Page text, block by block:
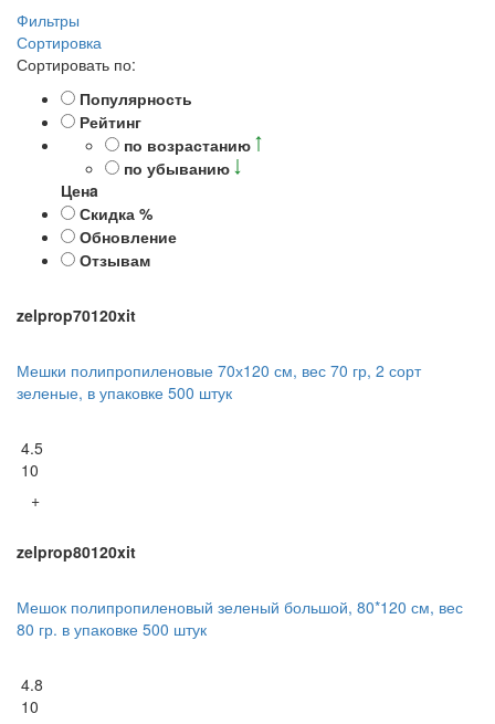
Фильтры
Сортировка
Сортировать по:
Популярность
Рейтинг
по возрастанию
по убыванию
Ценa
Скидка %
Обновление
Отзывам
zelprop70120xit
Мешки полипропиленовые 70х120 см, вес 70 гр, 2 сорт
зеленые, в упаковке 500 штук
4.5
10
+
zelprop80120xit
Мешок полипропиленовый зеленый большой, 80*120 см, вес
80 гр. в упаковке 500 штук
4.8
10